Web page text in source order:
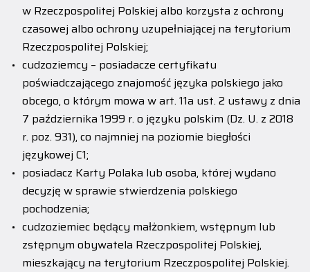
w Rzeczpospolitej Polskiej albo korzysta z ochrony
czasowej albo ochrony uzupełniającej na terytorium
Rzeczpospolitej Polskiej;
cudzoziemcy – posiadacze certyfikatu
poświadczającego znajomość języka polskiego jako
obcego, o którym mowa w art. 11a ust. 2 ustawy z dnia
7 października 1999 r. o języku polskim (Dz. U. z 2018
r. poz. 931), co najmniej na poziomie biegłości
językowej C1;
posiadacz Karty Polaka lub osoba, której wydano
decyzję w sprawie stwierdzenia polskiego
pochodzenia;
cudzoziemiec będący małżonkiem, wstępnym lub
zstępnym obywatela Rzeczpospolitej Polskiej,
mieszkający na terytorium Rzeczpospolitej Polskiej.